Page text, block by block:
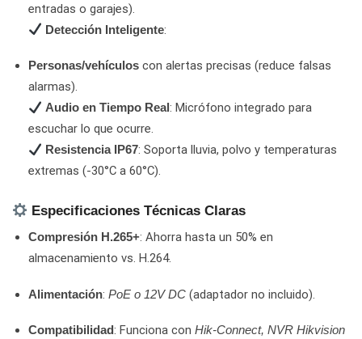
entradas o garajes).
Detección Inteligente:
Personas/vehículos con alertas precisas (reduce falsas
alarmas).
Audio en Tiempo Real: Micrófono integrado para
escuchar lo que ocurre.
Resistencia IP67: Soporta lluvia, polvo y temperaturas
extremas (-30°C a 60°C).
Especificaciones Técnicas Claras
Compresión H.265+: Ahorra hasta un 50% en
almacenamiento vs. H.264.
Alimentación: PoE o 12V DC (adaptador no incluido).
Compatibilidad: Funciona con Hik-Connect, NVR Hikvision